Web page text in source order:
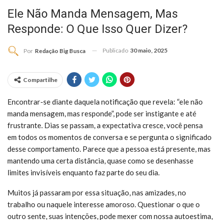
Ele Não Manda Mensagem, Mas
Responde: O Que Isso Quer Dizer?
Por Redação Big Busca Publicado 30 maio, 2025
Compartilhe
Encontrar-se diante daquela notificação que revela: “ele não
manda mensagem, mas responde”, pode ser instigante e até
frustrante. Dias se passam, a expectativa cresce, você pensa
em todos os momentos de conversa e se pergunta o significado
desse comportamento. Parece que a pessoa está presente, mas
mantendo uma certa distância, quase como se desenhasse
limites invisíveis enquanto faz parte do seu dia.
Muitos já passaram por essa situação, nas amizades, no
trabalho ou naquele interesse amoroso. Questionar o que o
outro sente, suas intenções, pode mexer com nossa autoestima,